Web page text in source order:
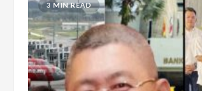
3 MIN READ